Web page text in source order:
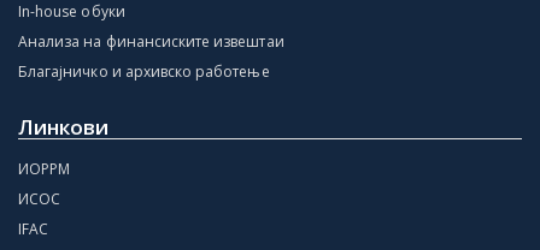
In-house обуки
Анализа на финансиските извештаи
Благајничко и архивско работење
Линкови
ИОРРМ
ИСОС
IFAC